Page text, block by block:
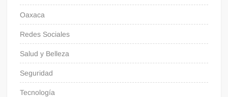
Oaxaca
Redes Sociales
Salud y Belleza
Seguridad
Tecnología